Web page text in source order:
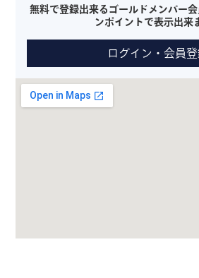
無料で登録出来るゴールドメンバー
ンポイントで表示出来
ログイン・会員
※本サービスはGoogle MAPを使用した
しも現地とは限りません。また、表示さ
す。